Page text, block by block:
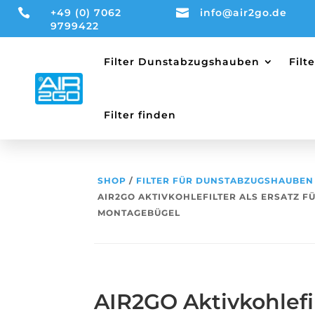

+49 (0) 7062
9799422
 info@air2go.de
Filter Dunstabzugshauben
Filter finden
SHOP / FILTER FÜR DUNSTABZUGSHAUBEN
AIR2GO AKTIVKOHLEFILTER ALS ERSATZ
MONTAGEBÜGEL
AIR2GO